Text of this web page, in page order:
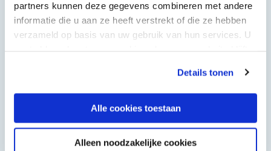
partners kunnen deze gegevens combineren met andere
informatie die u aan ze heeft verstrekt of die ze hebben
verzameld op basis van uw gebruik van hun services. U
Details tonen
Alle cookies toestaan
Alleen noodzakelijke cookies